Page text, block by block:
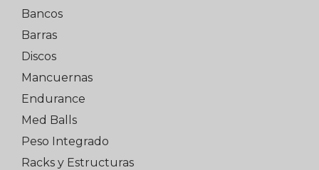
Bancos
Barras
Discos
Mancuernas
Endurance
Med Balls
Peso Integrado
Racks y Estructuras